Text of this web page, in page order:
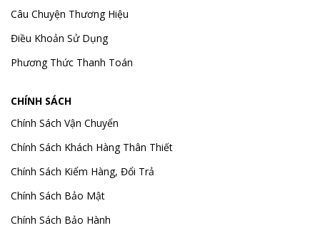
Câu Chuyện Thương Hiệu
Điều Khoản Sử Dụng
Phương Thức Thanh Toán
CHÍNH SÁCH
Chính Sách Vận Chuyển
Chính Sách Khách Hàng Thân Thiết
Chính Sách Kiểm Hàng, Đổi Trả
Chính Sách Bảo Mật
Chính Sách Bảo Hành